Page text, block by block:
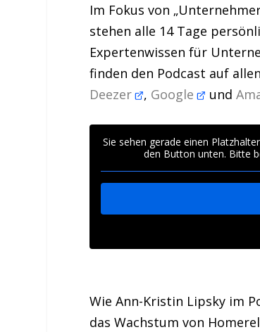
Im Fokus von
stehen alle 14 Tage
Expertenwissen für
finden den Podcast auf
Deezer , Google und
Sie sehen gerade einen
den Button unten. Bitte
Wie Ann-Kristin Lipsky im
das Wachstum von